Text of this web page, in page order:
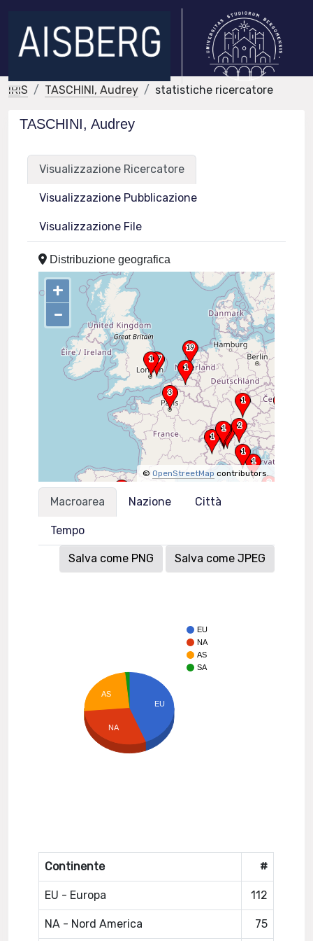
IRIS TASCHINI, Audrey statistiche ricercatore
TASCHINI, Audrey
Visualizzazione Ricercatore
Visualizzazione Pubblicazione
Visualizzazione File
Distribuzione geografica
+
–
© OpenStreetMap contributors.
Macroarea Nazione Città
Tempo
Salva come PNG Salva come JPEG
EU
NA
AS
SA
EU
AS
NA
Continente #
EU - Europa 112
NA - Nord America 75